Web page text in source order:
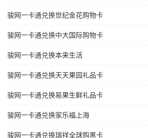
骏网一卡通兑换世纪金花购物卡
骏网一卡通兑换中大国际购物卡
骏网一卡通兑换本来生活
骏网一卡通兑换天天果园礼品卡
骏网一卡通兑换易果生鲜礼品卡
骏网一卡通兑换家乐福上海
骏网一卡通兑换瑞祥全球购黑卡